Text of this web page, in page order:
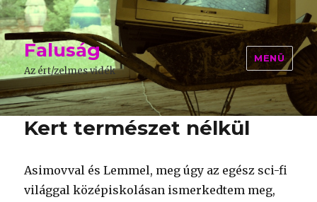
Faluság
Az ért/zelmes vidék
MENÜ
Kert természet nélkül
Asimovval és Lemmel, meg úgy az egész sci-fi
világgal középiskolásan ismerkedtem meg,